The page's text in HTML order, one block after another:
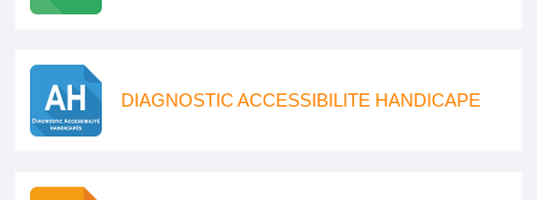
DIAGNOSTIC ACCESSIBILITE HANDICAPE